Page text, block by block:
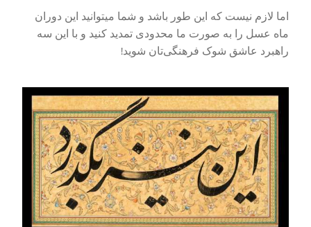
اما لازم نیست که این طور باشد و شما میتوانید این دوران
ماه عسل را به صورت ما محدودی تمدید کنید و با این سه
راهبرد عاشق شوک فرهنگی‌تان شوید!